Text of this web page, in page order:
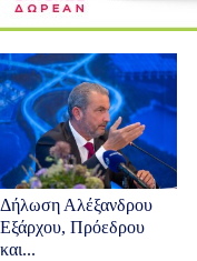
Δήλωση Αλέξανδρου
Εξάρχου, Πρόεδρου
και...